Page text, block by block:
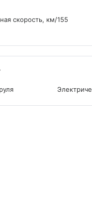
скорость, км/155